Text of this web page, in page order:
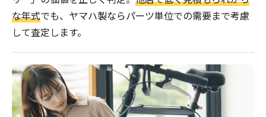
な年式でも、ヤマハ製ならパーツ単位での需要まで考慮
して査定します。